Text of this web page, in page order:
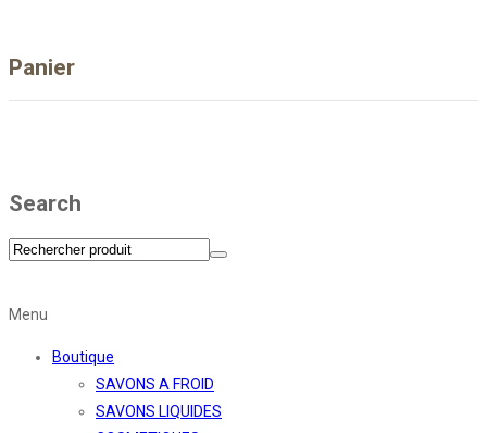
Panier
Search
Menu
Boutique
SAVONS A FROID
SAVONS LIQUIDES